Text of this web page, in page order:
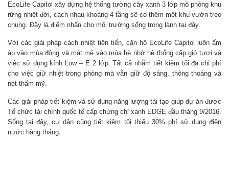
EcoLife Capitol xây dựng hệ thống tường cây xanh 3 lớp mô phỏng khu
rừng nhiệt đới, cách nhau khoảng 4 tầng sẽ có thêm một khu vườn treo
chung. Đây là điểm nhấn cho môi trường sống trong lành tại đây.
Với các giải pháp cách nhiệt tiên tiến, căn hộ EcoLife Capitol luôn ấm
áp vào mùa đông và mát mẻ vào mùa hè nhờ hệ thống cấp gió tươi và
việc sử dụng kính Low – E 2 lớp. Tất cả nhằm tiết kiệm tối đa chi phí
cho việc giữ nhiệt trong phòng mà vẫn giữ độ sáng, thông thoáng và
nét thẩm mỹ.
Các giải pháp tiết kiệm và sử dụng năng lượng tái tạo giúp dự án được
Tổ chức tài chính quốc tế cấp chứng chỉ xanh EDGE đầu tháng 9/2016.
Sống tại đây, cư dân cũng tiết kiệm tối thiểu 30% phí sử dụng điện
nước hàng tháng.